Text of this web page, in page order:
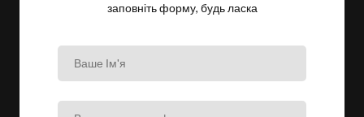
заповніть форму, будь ласка